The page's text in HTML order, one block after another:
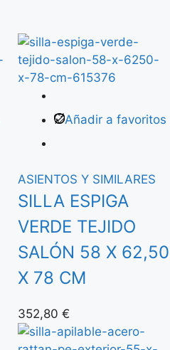
Añadir a favoritos
ASIENTOS Y SIMILARES
SILLA ESPIGA
VERDE TEJIDO
SALÓN 58 X 62,50
X 78 CM
352,80 €